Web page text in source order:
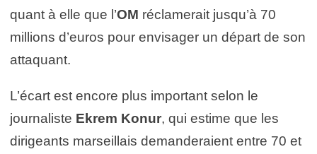
quant à elle que l’OM réclamerait jusqu’à 70
millions d’euros pour envisager un départ de son
attaquant.
L’écart est encore plus important selon le
journaliste Ekrem Konur, qui estime que les
dirigeants marseillais demanderaient entre 70 et